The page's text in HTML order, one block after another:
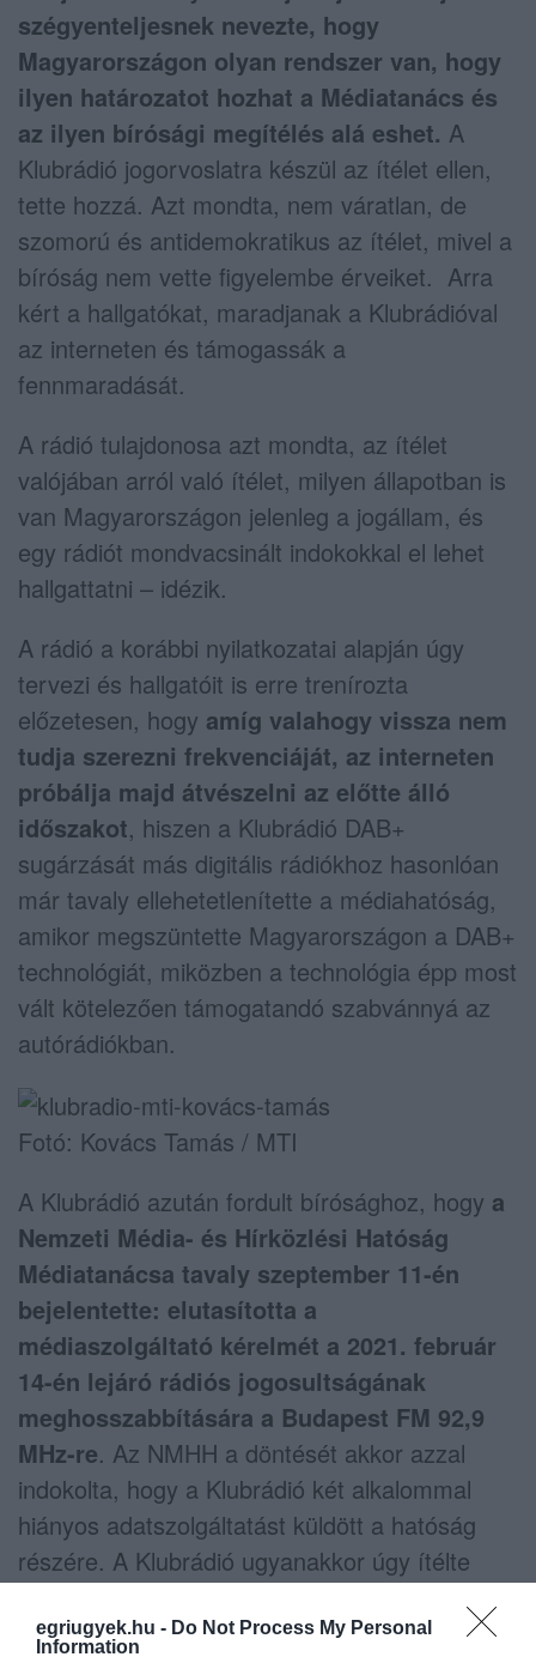
egriugyek.hu - Do Not Process My Personal
Information
szégyenteljesnek nevezte, hogy
Magyarországon olyan rendszer van, hogy
ilyen határozatot hozhat a Médiatanács és
az ilyen bírósági megítélés alá eshet. A
Klubrádió jogorvoslatra készül az ítélet ellen,
tette hozzá. Azt mondta, nem váratlan, de
szomorú és antidemokratikus az ítélet, mivel a
bíróság nem vette figyelembe érveiket. Arra
kért a hallgatókat, maradjanak a Klubrádióval
az interneten és támogassák a
fennmaradását.
A rádió tulajdonosa azt mondta, az ítélet
valójában arról való ítélet, milyen állapotban is
van Magyarországon jelenleg a jogállam, és
egy rádiót mondvacsinált indokokkal el lehet
hallgattatni – idézik.
A rádió a korábbi nyilatkozatai alapján úgy
tervezi és hallgatóit is erre trenírozta
előzetesen, hogy amíg valahogy vissza nem
tudja szerezni frekvenciáját, az interneten
próbálja majd átvészelni az előtte álló
időszakot, hiszen a Klubrádió DAB+
sugárzását más digitális rádiókhoz hasonlóan
már tavaly ellehetetlenítette a médiahatóság,
amikor megszüntette Magyarországon a DAB+
technológiát, miközben a technológia épp most
vált kötelezően támogatandó szabvánnyá az
autórádiókban.
Fotó: Kovács Tamás / MTI
A Klubrádió azután fordult bírósághoz, hogy a
Nemzeti Média- és Hírközlési Hatóság
Médiatanácsa tavaly szeptember 11-én
bejelentette: elutasította a
médiaszolgáltató kérelmét a 2021. február
14-én lejáró rádiós jogosultságának
meghosszabbítására a Budapest FM 92,9
MHz-re. Az NMHH a döntését akkor azzal
indokolta, hogy a Klubrádió két alkalommal
hiányos adatszolgáltatást küldött a hatóság
részére. A Klubrádió ugyanakkor úgy ítélte
hibáról van szó, ami nem indokolja egy rádió